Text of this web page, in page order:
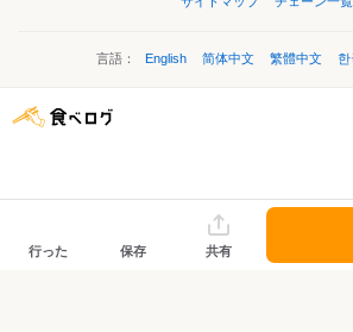
言語： English 简体中文 繁體中文 한
行った 保存 共有